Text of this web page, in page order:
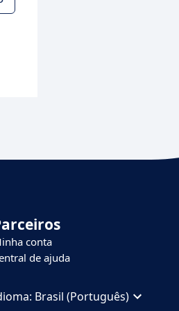
conta
de ajuda
Brasil (Português)